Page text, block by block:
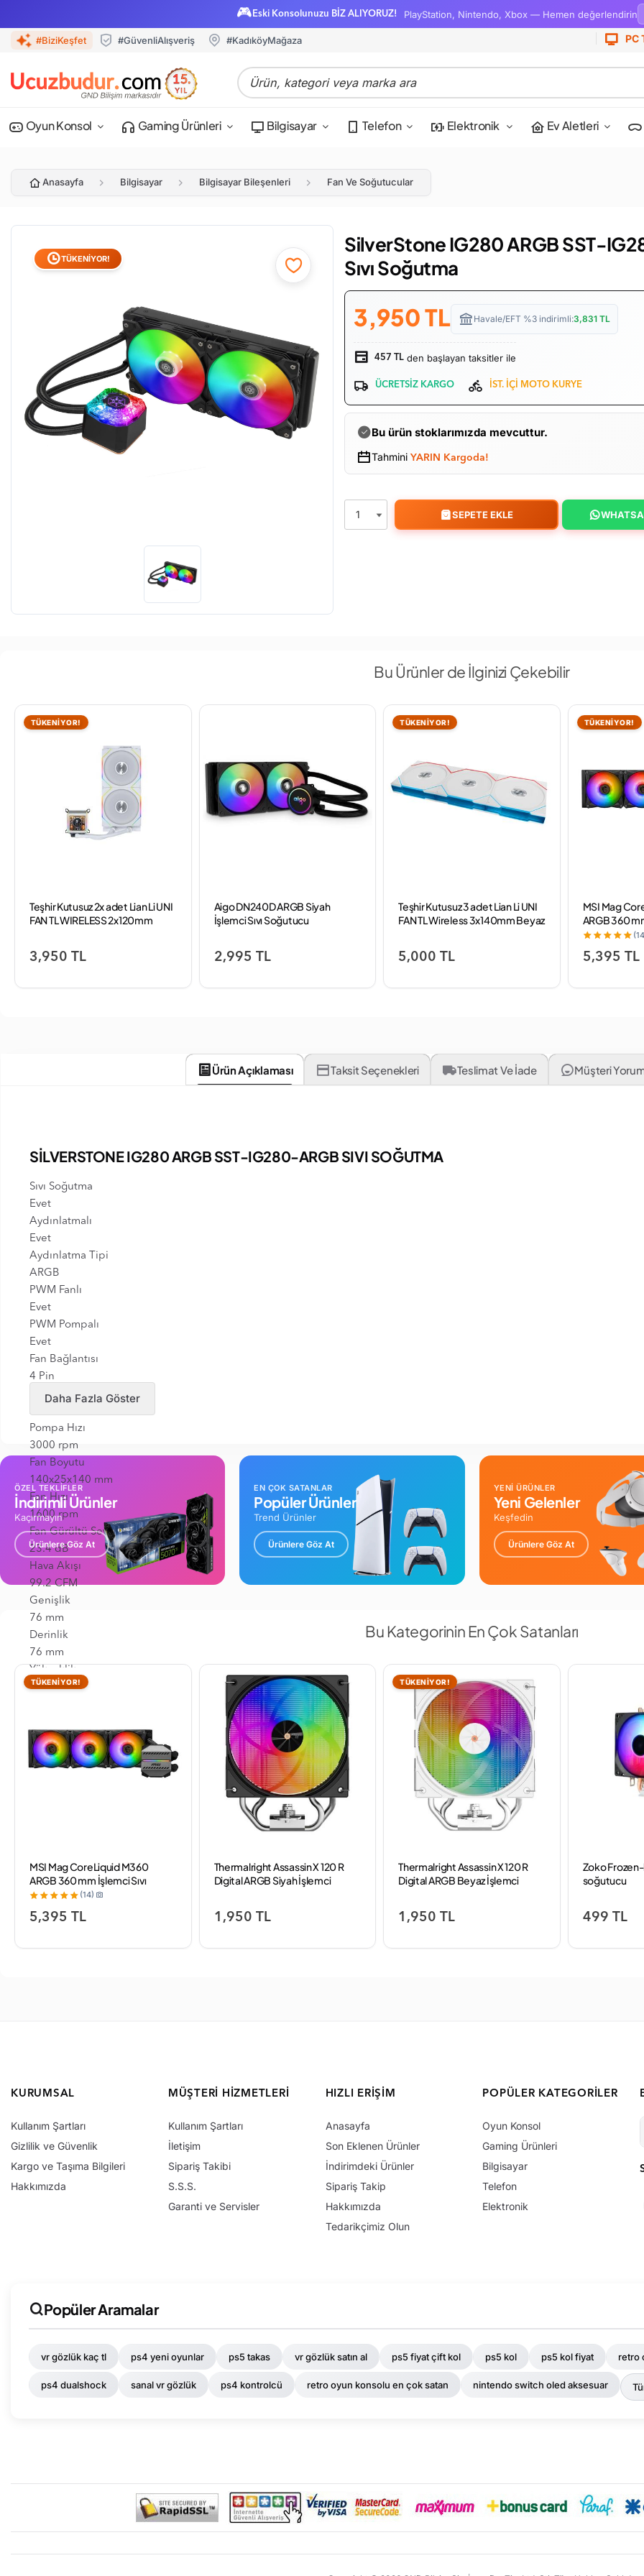
🎮 Eski Konsolunuzu BİZ ALIYORUZ! PlayStation, Nintendo, Xbox — Hemen değerlendirin
#BiziKeşfet #GüvenliAlışveriş #KadıköyMağaza PC
Oyun Konsol Gaming Ürünleri Bilgisayar Telefon Elektronik Ev Aletleri
Anasayfa Bilgisayar Bilgisayar Bileşenleri Fan Ve Soğutucular
TÜKENİYOR!
SilverStone IG280 ARGB SST-
Sıvı Soğutma
3,950TL Havale/EFT %3 indirimli:3,831 TL
457 TL den başlayan taksitler ile
ÜCRETSİZ KARGO İST. İÇİ MOTO KURYE
Bu ürün stoklarımızda mevcuttur.
TahminiYARIN Kargoda!
SEPETE EKLE
Bu Ürünler de İlginizi Çekebilir
TÜKENİYOR!
Teşhir Kutusuz 2x adet Lian Li UNI
FAN TL WIRELESS 2x120mm
3,950 TL
Aigo DN240D ARGB Siyah
İşlemci Sıvı Soğutucu
2,995 TL
TÜKENİYOR!
Teşhir Kutusuz 3 adet Lian Li UNI
FAN TL Wireless 3x140mm Beyaz
5,000 TL
TÜKENİYOR!
MSI Mag
ARGB 360
Soğutucu
5,395 TL
Ürün Açıklaması Taksit Seçenekleri Teslimat Ve İade Müşteri
SİLVERSTONE IG280 ARGB SST-IG280-ARGB SIVI SOĞUTMA
Sıvı Soğutma
Evet
Aydınlatmalı
Evet
Aydınlatma Tipi
ARGB
PWM Fanlı
Evet
PWM Pompalı
Evet
Fan Bağlantısı
4 Pin
Fan Sayısı
2
Pompa Hızı
3000 rpm
Fan Boyutu
140x25x140 mm
Fan Hızı
1600 rpm
Fan Gürültü Seviyesi
23.4 dB
Hava Akışı
99.2 CFM
Genişlik
76 mm
Derinlik
76 mm
Yükseklik
66 mm
Daha Fazla Göster
ÖZEL TEKLİFLER
İndirimli Ürünler
Kaçırmayın
Ürünlere Göz At
EN ÇOK SATANLAR
Popüler Ürünler
Trend Ürünler
Ürünlere Göz At
YENİ ÜRÜNLER
Yeni Gelenler
Keşfedin
Ürünlere Göz At
Bu Kategorinin En Çok Satanları
TÜKENİYOR!
MSI Mag CoreLiquid M360
ARGB 360 mm İşlemci Sıvı
Soğutucu (14)
5,395 TL
Thermalright Assassin X 120 R
Digital ARGB Siyah İşlemci
1,950 TL
TÜKENİYOR!
Thermalright Assassin X 120 R
Digital ARGB Beyaz İşlemci
1,950 TL
Zoko
soğutucu
499 TL
KURUMSAL
Kullanım Şartları
Gizlilik ve Güvenlik
Kargo ve Taşıma Bilgileri
Hakkımızda
MÜŞTERI HIZMETLERI
Kullanım Şartları
İletişim
Sipariş Takibi
S.S.S.
Garanti ve Servisler
HIZLI ERIŞIM
Anasayfa
Son Eklenen Ürünler
İndirimdeki Ürünler
Sipariş Takip
Hakkımızda
Tedarikçimiz Olun
POPÜLER KATEGORILER
Oyun Konsol
Gaming Ürünleri
Bilgisayar
Telefon
Elektronik
Popüler Aramalar
vr gözlük kaç tl ps4 yeni oyunlar ps5 takas vr gözlük satın al ps5 fiyat çift kol ps5 kol ps5 kol fiyat retro
ps4 dualshock sanal vr gözlük ps4 kontrolcü retro oyun konsolu en çok satan nintendo switch oled aksesuar